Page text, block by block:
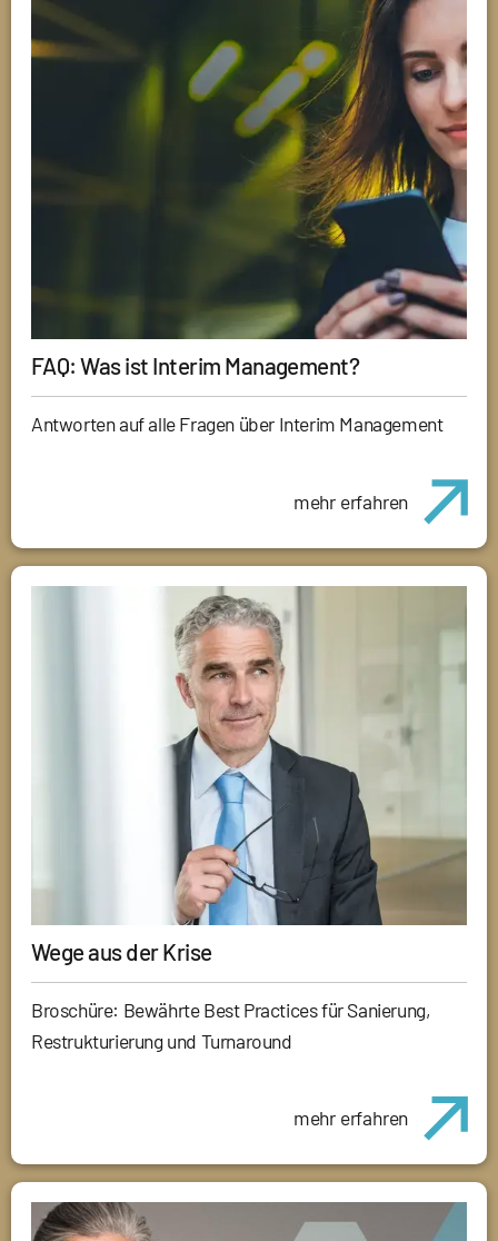
FAQ: Was ist Interim Management?
Antworten auf alle Fragen über Interim Management
mehr erfahren
Wege aus der Krise
Broschüre: Bewährte Best Practices für Sanierung,
Restrukturierung und Turnaround
mehr erfahren